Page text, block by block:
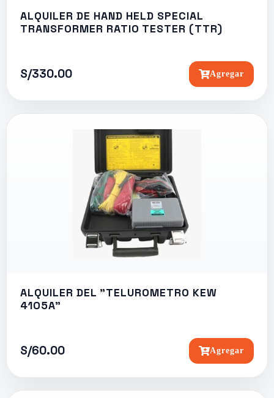
ALQUILER DE HAND HELD SPECIAL
TRANSFORMER RATIO TESTER (TTR)
S/330.00 Agregar
ALQUILER DEL "TELUROMETRO KEW
4105A"
S/60.00 Agregar